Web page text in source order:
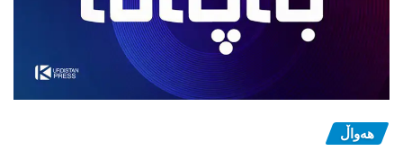
هەواڵ